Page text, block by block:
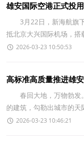
雄安国际空港正式投用
3月22日，新海航旗下
抵北京大兴国际机场，
验核，标志着全国首个依
2026-03-23 10:50:53
高标准高质量推进雄
能疏解集中承载地基
春回大地，万物勃发
的建筑，勾勒出城市的
了清晨的宁静;雄安科创
2026-03-23 10:46:21